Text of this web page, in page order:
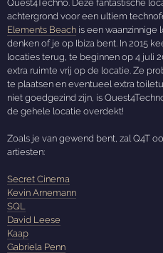
Quest4Techno. Deze fantastische
achtergrond voor een ultiem
Elements Beach is een
denken of je op Ibiza bent. In 2015
locaties terug, te beginnen op 4 juli
extra ruimte vrij op de locatie. Ze
te plaatsen en eventueel extra
niet goedgezind zijn, is
de gehele locatie overdekt!
Zoals je van gewend bent, zal Q4T
artiesten:
Secret Cinema
Kevin Arnemann
SQL
David Leese
Kaap
Gabriela Penn